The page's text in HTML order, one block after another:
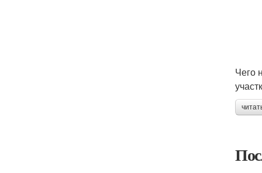
Чего